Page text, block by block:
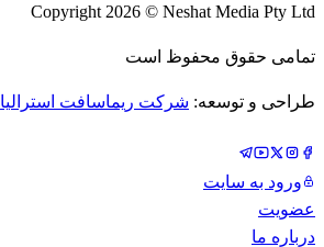
Copyright 2026 © Neshat Media Pty Ltd
تمامی حقوق محفوظ است
طراحی و توسعه: شرکت ریماسافت استرالیا
ورود به سایت
عضویت
درباره ما